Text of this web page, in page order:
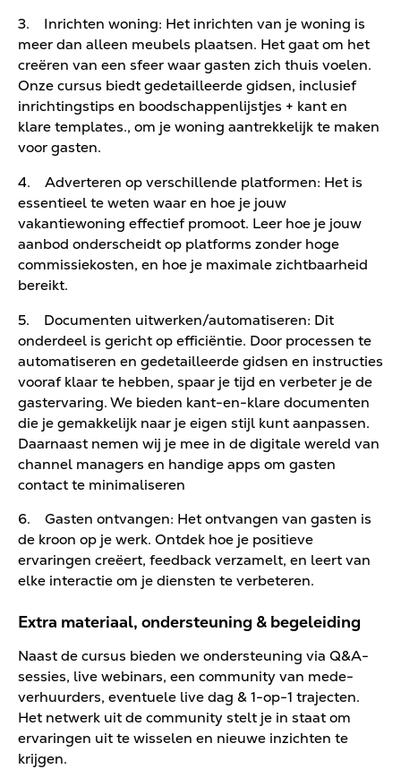
3. Inrichten woning: Het inrichten van je woning is
meer dan alleen meubels plaatsen. Het gaat om het
creëren van een sfeer waar gasten zich thuis voelen.
Onze cursus biedt gedetailleerde gidsen, inclusief
inrichtingstips en boodschappenlijstjes + kant en
klare templates., om je woning aantrekkelijk te maken
voor gasten.
4. Adverteren op verschillende platformen: Het is
essentieel te weten waar en hoe je jouw
vakantiewoning effectief promoot. Leer hoe je jouw
aanbod onderscheidt op platforms zonder hoge
commissiekosten, en hoe je maximale zichtbaarheid
bereikt.
5. Documenten uitwerken/automatiseren: Dit
onderdeel is gericht op efficiëntie. Door processen te
automatiseren en gedetailleerde gidsen en instructies
vooraf klaar te hebben, spaar je tijd en verbeter je de
gastervaring. We bieden kant-en-klare documenten
die je gemakkelijk naar je eigen stijl kunt aanpassen.
Daarnaast nemen wij je mee in de digitale wereld van
channel managers en handige apps om gasten
contact te minimaliseren
6. Gasten ontvangen: Het ontvangen van gasten is
de kroon op je werk. Ontdek hoe je positieve
ervaringen creëert, feedback verzamelt, en leert van
elke interactie om je diensten te verbeteren.
Extra materiaal, ondersteuning & begeleiding
Naast de cursus bieden we ondersteuning via Q&A-
sessies, live webinars, een community van mede-
verhuurders, eventuele live dag & 1-op-1 trajecten.
Het netwerk uit de community stelt je in staat om
ervaringen uit te wisselen en nieuwe inzichten te
krijgen.